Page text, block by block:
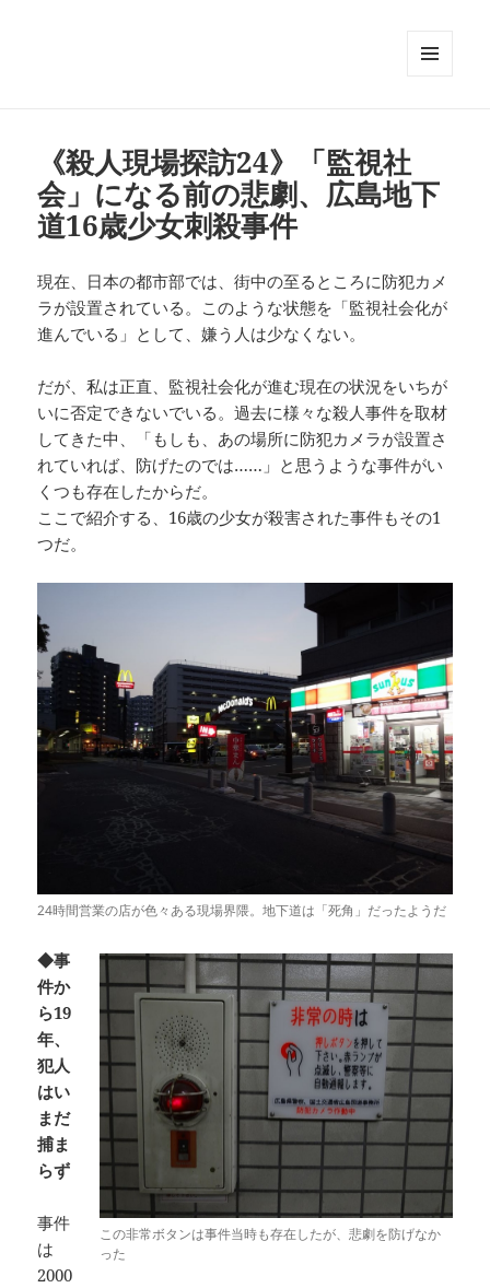
《殺人現場探訪24》「監視社
会」になる前の悲劇、広島地下
道16歳少女刺殺事件
現在、日本の都市部では、街中の至るところに防犯カメ
ラが設置されている。このような状態を「監視社会化が
進んでいる」として、嫌う人は少なくない。
だが、私は正直、監視社会化が進む現在の状況をいちが
いに否定できないでいる。過去に様々な殺人事件を取材
してきた中、「もしも、あの場所に防犯カメラが設置さ
れていれば、防げたのでは……」と思うような事件がい
くつも存在したからだ。
ここで紹介する、16歳の少女が殺害された事件もその1
つだ。
24時間営業の店が色々ある現場界隈。地下道は「死角」だったようだ
この非常ボタンは事件当時も存在したが、悲劇を防げなか
った
◆事
件か
ら19
年、
犯人
はい
まだ
捕ま
らず
事件
は
2000